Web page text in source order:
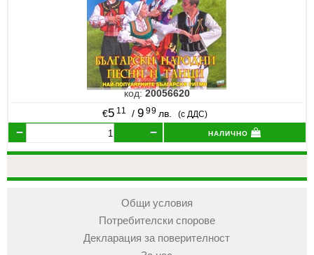
код:20056620
€5 11 / 9 99 лв. (с ДДС)
налично
Общи условия
Потребителски спорове
Декларация за поверителност